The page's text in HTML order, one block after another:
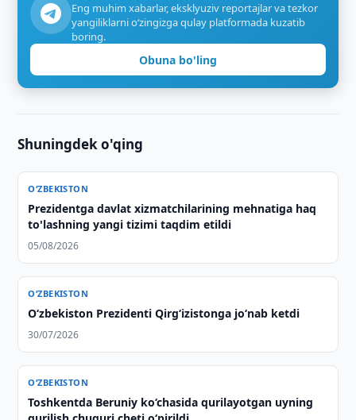
Eng muhim xabarlar, eksklyuziv reportajlar va tezkor
yangiliklarni o‘zingizga qulay platformada kuzatib
boring.
Obuna bo'ling
Shuningdek o'qing
O‘ZBEKISTON
Prezidentga davlat xizmatchilarining mehnatiga haq
to'lashning yangi tizimi taqdim etildi
05/08/2026
O‘ZBEKISTON
O‘zbekiston Prezidenti Qirg‘izistonga jo‘nab ketdi
30/07/2026
O‘ZBEKISTON
Toshkentda Beruniy ko‘chasida qurilayotgan uyning